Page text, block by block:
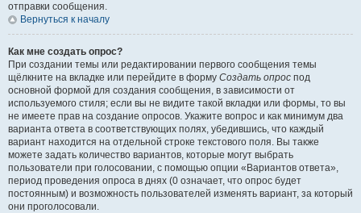
отправки сообщения.
Вернуться к началу
Как мне создать опрос?
При создании темы или редактировании первого сообщения темы
щёлкните на вкладке или перейдите в форму Создать опрос под
основной формой для создания сообщения, в зависимости от
используемого стиля; если вы не видите такой вкладки или формы, то вы
не имеете прав на создание опросов. Укажите вопрос и как минимум два
варианта ответа в соответствующих полях, убедившись, что каждый
вариант находится на отдельной строке текстового поля. Вы также
можете задать количество вариантов, которые могут выбрать
пользователи при голосовании, с помощью опции «Вариантов ответа»,
период проведения опроса в днях (0 означает, что опрос будет
постоянным) и возможность пользователей изменять вариант, за который
они проголосовали.